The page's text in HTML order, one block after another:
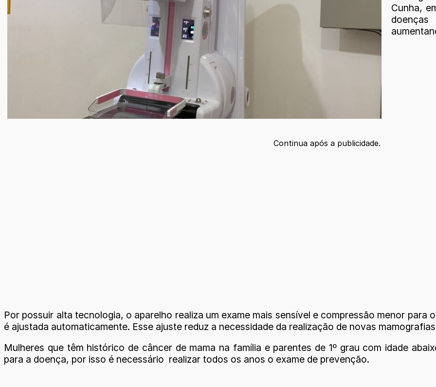
Cunha,
Continua após a publicidade.
Por possuir alta tecnologia, o aparelho realiza um exame mais sensível e compressão menor
é ajustada automaticamente. Esse ajuste reduz a necessidade da realização de novas
Mulheres que têm histórico de câncer de mama na família e parentes de 1º grau com idade
para a doença, por isso é necessário realizar todos os anos o exame de prevenção.